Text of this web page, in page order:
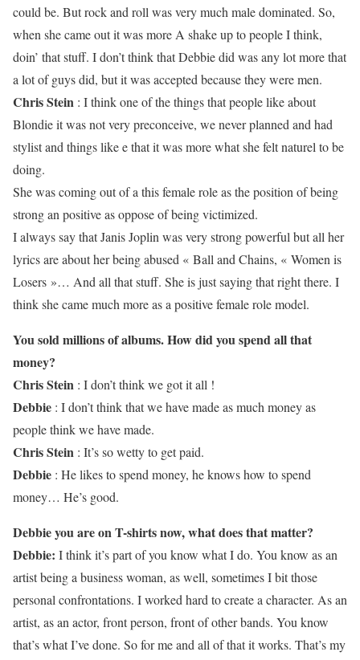
could be. But rock and roll was very much male dominated. So,
when she came out it was more A shake up to people I think,
doin’ that stuff. I don’t think that Debbie did was any lot more that
a lot of guys did, but it was accepted because they were men.
Chris Stein : I think one of the things that people like about
Blondie it was not very preconceive, we never planned and had
stylist and things like e that it was more what she felt naturel to be
doing.
She was coming out of a this female role as the position of being
strong an positive as oppose of being victimized.
I always say that Janis Joplin was very strong powerful but all her
lyrics are about her being abused « Ball and Chains, « Women is
Losers »… And all that stuff. She is just saying that right there. I
think she came much more as a positive female role model.
You sold millions of albums. How did you spend all that
money?
Chris Stein : I don’t think we got it all !
Debbie : I don’t think that we have made as much money as
people think we have made.
Chris Stein : It’s so wetty to get paid.
Debbie : He likes to spend money, he knows how to spend
money… He’s good.
Debbie you are on T-shirts now, what does that matter?
Debbie: I think it’s part of you know what I do. You know as an
artist being a business woman, as well, sometimes I bit those
personal confrontations. I worked hard to create a character. As an
artist, as an actor, front person, front of other bands. You know
that’s what I’ve done. So for me and all of that it works. That’s my